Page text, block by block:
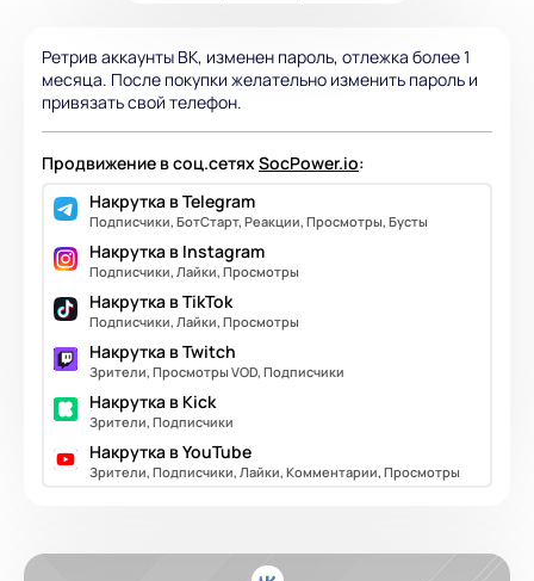
Ретрив аккаунты ВК, изменен пароль, отлежка более 1
месяца. После покупки желательно изменить пароль и
привязать свой телефон.
Продвижение в соц.сетяхSocPower.io:
Накрутка в Telegram
Подписчики, БотСтарт, Реакции, Просмотры, Бусты
Накрутка в Instagram
Подписчики, Лайки, Просмотры
Накрутка в TikTok
Подписчики, Лайки, Просмотры
Накрутка в Twitch
Зрители, Просмотры VOD, Подписчики
Накрутка в Kick
Зрители, Подписчики
Накрутка в YouTube
Зрители, Подписчики, Лайки, Комментарии, Просмотры